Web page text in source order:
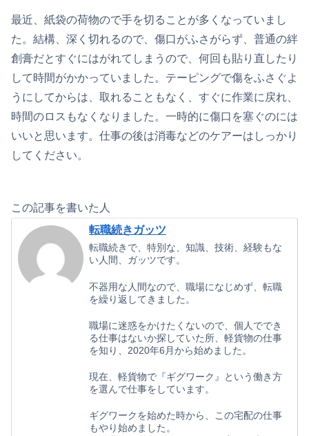
最近、紙袋の荷物ので手を切ることが多くなっていまし
た。結構、深く切れるので、傷口がふさがらず、普通の絆
創膏だとすぐにはがれてしまうので、何回も貼り直したり
して時間がかかっていました。テーピングで傷をふさぐよ
うにしてからは、取れることもなく、すぐに作業に戻れ、
時間のロスもなくなりました。一時的に傷口を塞ぐのには
いいと思います。仕事の後は消毒などのケアーはしっかり
してください。
この記事を書いた人
転職続きガッツ
転職続きで、特別な、知識、技術、経験もな
い人間、ガッツです。
不器用な人間なので、職場になじめず、転職
を繰り返してきました。
職場に迷惑をかけたくないので、個人ででき
る仕事はないか探していた所、軽貨物の仕事
を知り、2020年6月から始めました。
現在、軽貨物で『ギグワーク』という働き方
を選んで仕事をしています。
ギグワークを始めた時から、この宅配の仕事
もやり始めました。